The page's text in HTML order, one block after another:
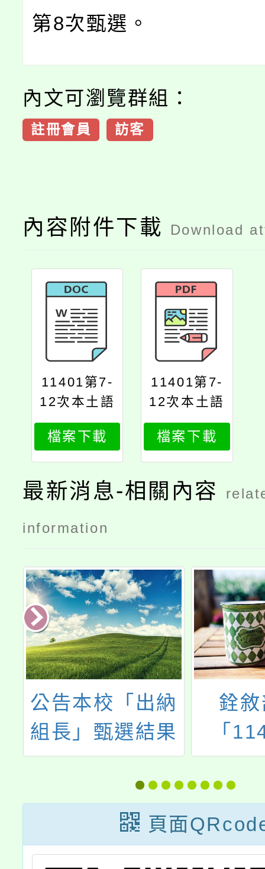
第8次甄選。
內文可瀏覽群組：
註冊會員 訪客
內容附件下載 Download
11401第7-
12次本土語
教學支援人
員甄選簡章
公告版
檔案下載
11401第7-
12次本土語
教學支援人
員甄選簡章
公告版
檔案下載
最新消息-相關內容
information
公告本校「出納
組長」甄選結果
銓
「
（政
休（
現金
每一
頁面